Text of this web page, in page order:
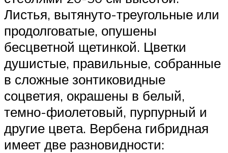
Листья, вытянуто-треугольные или
продолговатые, опушены
бесцветной щетинкой. Цветки
душистые, правильные, собранные
в сложные зонтиковидные
соцветия, окрашены в белый,
темно-фиолетовый, пурпурный и
другие цвета. Вербена гибридная
имеет две разновидности: